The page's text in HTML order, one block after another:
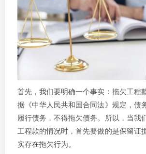
首先，我们要明确一个事实：拖欠工程
据《中华人民共和国合同法》规定，债
履行债务，不得拖欠债务。所以，当我
工程款的情况时，首先要做的是保留证
实存在拖欠行为。